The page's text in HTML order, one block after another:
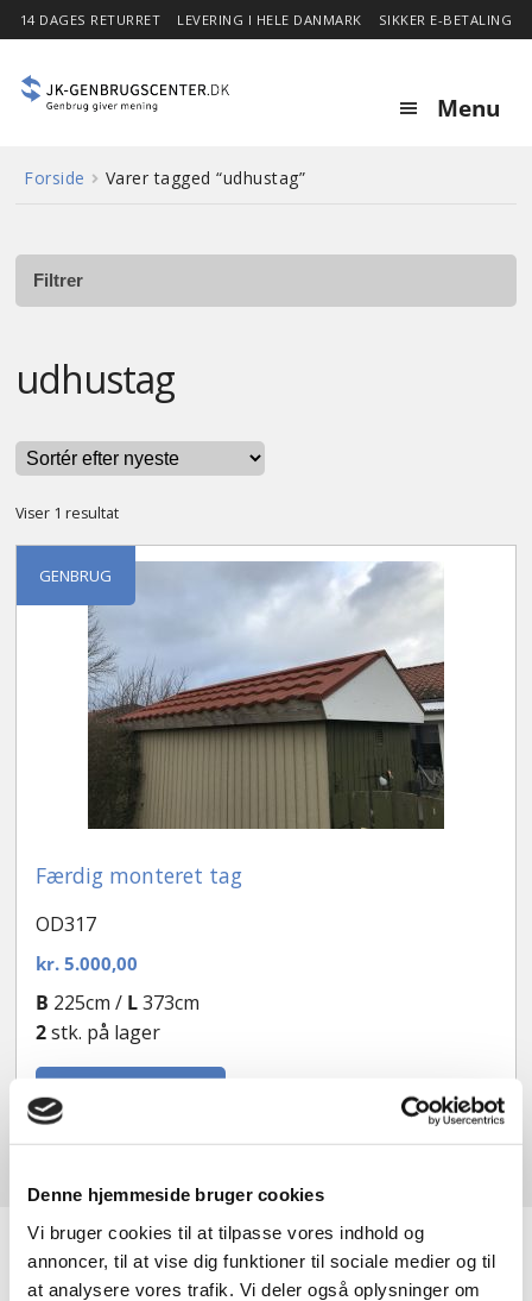
Denne hjemmeside bruger cookies
Vi bruger cookies til at tilpasse vores indhold og
annoncer, til at vise dig funktioner til sociale medier og til
at analysere vores trafik. Vi deler også oplysninger om
14 DAGES RETURRET LEVERING I HELE DANMARK SIKKER E-BETALING
Menu
Forside
Shop
menu
Kontakt
Forside Varer tagged “udhustag”
Filtrer
udhustag
Viser 1 resultat
GENBRUG
Færdig monteret tag
OD317
kr.5.000,00
Tilføj til kurv
B 225cm / L373cm
2stk. på lager
JK-Genbrugscenter